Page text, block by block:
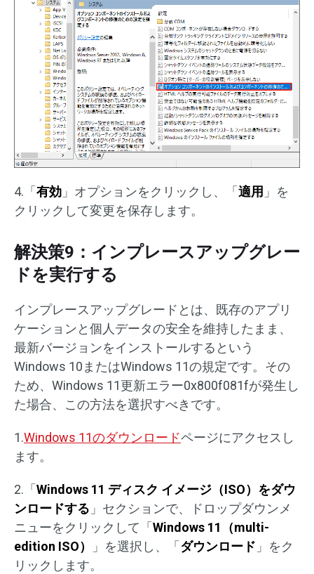
4.「 有効 」オプションをクリックし、「 適用 」を
クリックして変更を保存します。
解決策9：インプレースアップグレー
ドを実行する
インプレースアップグレードとは、既存のアプリ
ケーションと個人データの安全を維持したまま、
最新バージョンをインストールするという
Windows 10またはWindows 11の規定です。その
ため、Windows 11更新エラー0x800f081fが発生し
た場合、この方法を選択すべきです。
1.Windows 11のダウンロードページにアクセスし
ます。
2.「 Windows 11 ディスク イメージ（ISO）をダウ
ンロードする 」セクションで、ドロップダウンメ
ニューをクリックして「 Windows 11（multi-
edition ISO）
」を選択し、「 ダウンロード 」をク
リックします。